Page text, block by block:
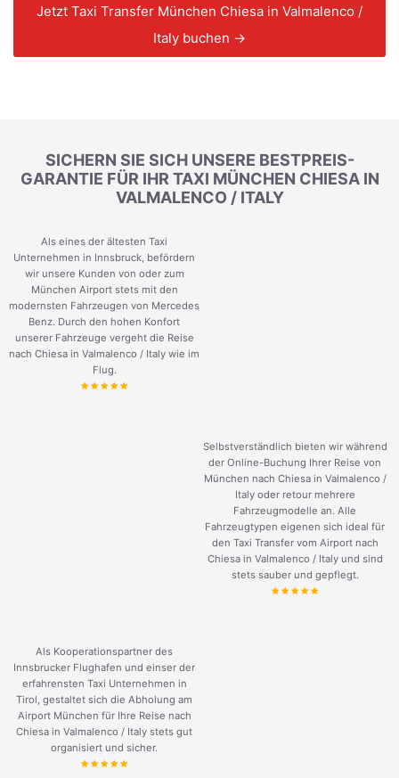
Jetzt Taxi Transfer München Chiesa in Valmalenco /
Italy buchen →
SICHERN SIE SICH UNSERE BESTPREIS-
GARANTIE FÜR IHR TAXI MÜNCHEN CHIESA IN
VALMALENCO / ITALY
Als eines der ältesten Taxi
Unternehmen in Innsbruck, befördern
wir unsere Kunden von oder zum
München Airport stets mit den
modernsten Fahrzeugen von Mercedes
Benz. Durch den hohen Konfort
unserer Fahrzeuge vergeht die Reise
nach Chiesa in Valmalenco / Italy wie im
Flug.
Selbstverständlich bieten wir während
der Online-Buchung Ihrer Reise von
München nach Chiesa in Valmalenco /
Italy oder retour mehrere
Fahrzeugmodelle an. Alle
Fahrzeugtypen eigenen sich ideal für
den Taxi Transfer vom Airport nach
Chiesa in Valmalenco / Italy und sind
stets sauber und gepflegt.
Als Kooperationspartner des
Innsbrucker Flughafen und einser der
erfahrensten Taxi Unternehmen in
Tirol, gestaltet sich die Abholung am
Airport München für Ihre Reise nach
Chiesa in Valmalenco / Italy stets gut
organisiert und sicher.